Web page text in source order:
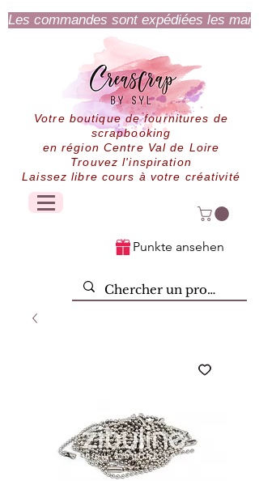
Les commandes sont expédiées les
Votre boutique de fournitures de
scrapbooking
en région Centre Val de Loire
Trouvez l'inspiration
Laissez libre cours à votre créativité
Punkte ansehen